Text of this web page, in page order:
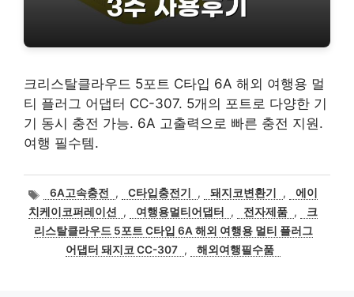
크리스탈클라우드 5포트 C타입 6A 해외 여행용 멀
티 플러그 어댑터 CC-307. 5개의 포트로 다양한 기
기 동시 충전 가능. 6A 고출력으로 빠른 충전 지원.
여행 필수템.
태
그
6A고속충전 , C타입충전기 , 돼지코변환기 ,
에이
치케이코퍼레이션
, 여행용멀티어댑터 , 전자제품 ,
크
리스탈클라우드 5포트 C타입 6A 해외 여행용 멀티 플러그
어댑터 돼지코 CC-307 , 해외여행필수품